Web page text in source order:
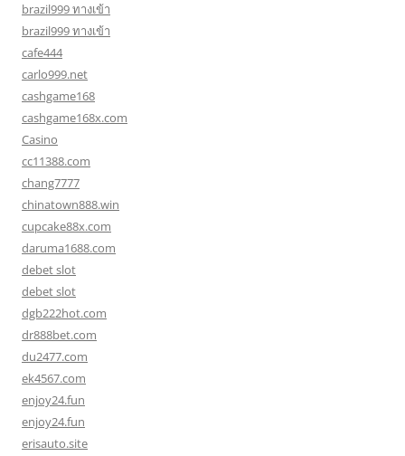
brazil999 ทางเข้า
brazil999 ทางเข้า
cafe444
carlo999.net
cashgame168
cashgame168x.com
Casino
cc11388.com
chang7777
chinatown888.win
cupcake88x.com
daruma1688.com
debet slot
debet slot
dgb222hot.com
dr888bet.com
du2477.com
ek4567.com
enjoy24.fun
enjoy24.fun
erisauto.site